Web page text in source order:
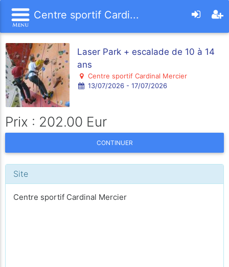
Centre sportif Cardi...
Laser Park + escalade de 10 à 14
ans
Centre sportif Cardinal Mercier
13/07/2026 - 17/07/2026
Prix : 202.00 Eur
CONTINUER
Site
Centre sportif Cardinal Mercier